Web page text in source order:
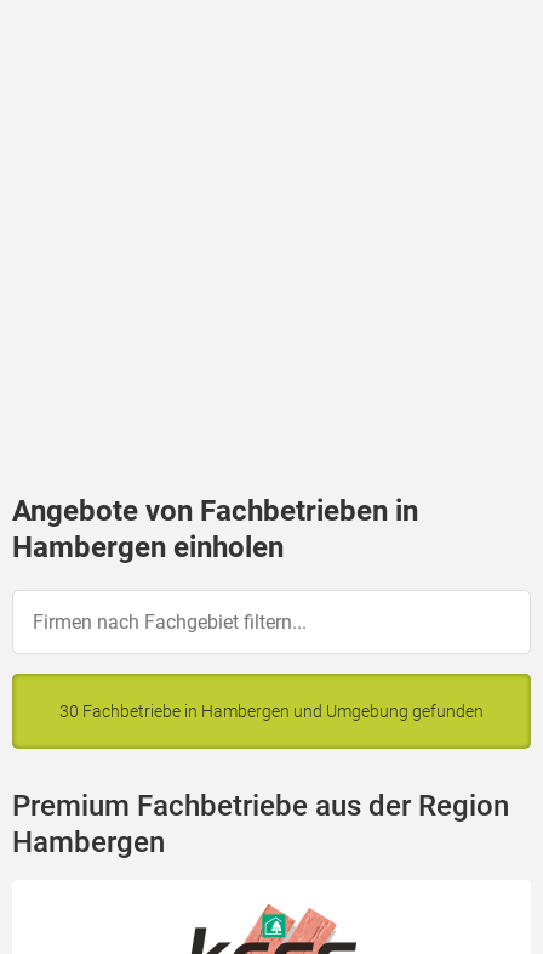
Angebote von Fachbetrieben in
Hambergen einholen
30 Fachbetriebe in Hambergen und Umgebung gefunden
Premium Fachbetriebe aus der Region
Hambergen